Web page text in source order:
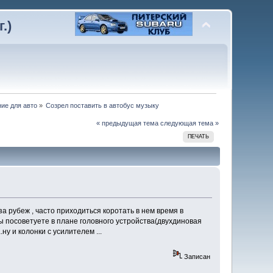
для авто » Созрел поставить в автобус музыку
« предыдущая тема следующая тема »
ПЕЧАТЬ
рубеж , часто приходиться коротать в нем время в
в плане головного устройства(двухдиновая
и колонки с усилителем ...
Записан